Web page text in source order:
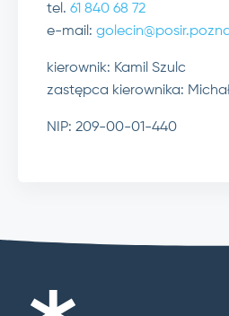
tel. 61 840 68 72
e-mail:
kierownik: Kamil Szulc
zastępca kierownika:
NIP: 209-00-01-440